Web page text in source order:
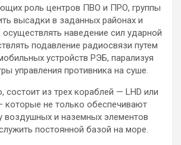
роль центров ПВО и ПРО, группы
высадки в заданных районах и
наведение сил ударной
подавление радиосвязи путем
устройств РЭБ, парализуя
управления противника на суше.
состоит из трех кораблей — LHD или
которые не только обеспечивают
воздушных и наземных элементов
постоянной базой на море.